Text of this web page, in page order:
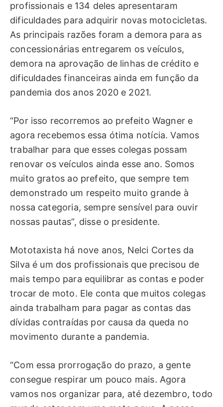
profissionais e 134 deles apresentaram
dificuldades para adquirir novas motocicletas.
As principais razões foram a demora para as
concessionárias entregarem os veículos,
demora na aprovação de linhas de crédito e
dificuldades financeiras ainda em função da
pandemia dos anos 2020 e 2021.
“Por isso recorremos ao prefeito Wagner e
agora recebemos essa ótima notícia. Vamos
trabalhar para que esses colegas possam
renovar os veículos ainda esse ano. Somos
muito gratos ao prefeito, que sempre tem
demonstrado um respeito muito grande à
nossa categoria, sempre sensível para ouvir
nossas pautas”, disse o presidente.
Mototaxista há nove anos, Nelci Cortes da
Silva é um dos profissionais que precisou de
mais tempo para equilibrar as contas e poder
trocar de moto. Ele conta que muitos colegas
ainda trabalham para pagar as contas das
dívidas contraídas por causa da queda no
movimento durante a pandemia.
“Com essa prorrogação do prazo, a gente
consegue respirar um pouco mais. Agora
vamos nos organizar para, até dezembro, todo